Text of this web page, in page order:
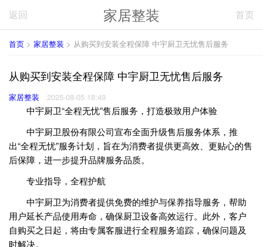
返回 家居整装 首页
首页 > 家居整装 > 从购买到安装全程保障 中宇厨卫无忧售后服务
从购买到安装全程保障 中宇厨卫无忧售后服务
家居整装 2025-08-05 18:49
中宇厨卫“全程无忧”售后服务，打造极致用户体验
中宇厨卫股份有限公司宣布全面升级售后服务体系，推
出“全程无忧”服务计划，旨在为消费者提供更高效、更贴心的售
后保障，进一步提升品牌服务品质。
专业指导，全程护航
中宇厨卫为消费者提供免费的维护与保养指导服务，帮助
用户延长产品使用寿命，确保厨卫设备高效运行。此外，客户
自购买之日起，将由专属客服进行全程服务追踪，确保问题及
时解决。